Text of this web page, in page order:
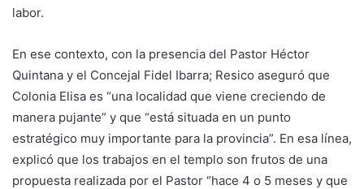
labor.
En ese contexto, con la presencia del Pastor Héctor
Quintana y el Concejal Fidel Ibarra; Resico aseguró que
Colonia Elisa es “una localidad que viene creciendo de
manera pujante” y que “está situada en un punto
estratégico muy importante para la provincia”. En esa línea,
explicó que los trabajos en el templo son frutos de una
propuesta realizada por el Pastor “hace 4 o 5 meses y que